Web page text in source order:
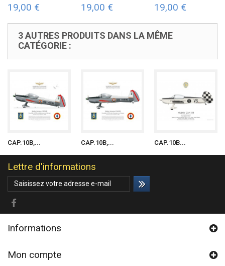
19,00 € 19,00 € 19,00 €
3 AUTRES PRODUITS DANS LA MÊME
CATÉGORIE :
CAP.10B,... CAP.10B,... CAP.10B...
Lettre d'informations
Informations
Mon compte